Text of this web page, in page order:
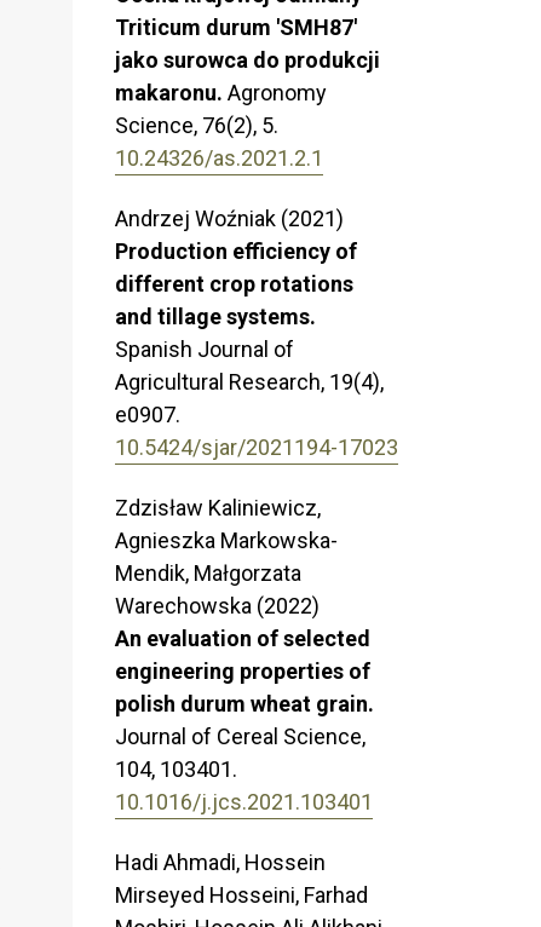
Triticum durum 'SMH87'
jako surowca do produkcji
makaronu. Agronomy
Science, 76(2), 5.
10.24326/as.2021.2.1
Andrzej Woźniak (2021)
Production efficiency of
different crop rotations
and tillage systems.
Spanish Journal of
Agricultural Research, 19(4),
e0907.
10.5424/sjar/2021194-17023
Zdzisław Kaliniewicz,
Agnieszka Markowska-
Mendik, Małgorzata
Warechowska (2022)
An evaluation of selected
engineering properties of
polish durum wheat grain.
Journal of Cereal Science,
104, 103401.
10.1016/j.jcs.2021.103401
Hadi Ahmadi, Hossein
Mirseyed Hosseini, Farhad